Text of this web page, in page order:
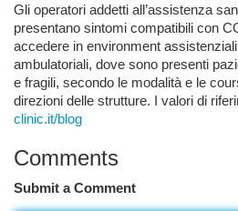
Gli operatori addetti all’assistenza
presentano sintomi compatibili con
accedere in environment
ambulatoriali, dove sono presenti
e fragili, secondo le modalità e le
direzioni delle strutture. I valori di
clinic.it/blog
Comments
Submit a Comment